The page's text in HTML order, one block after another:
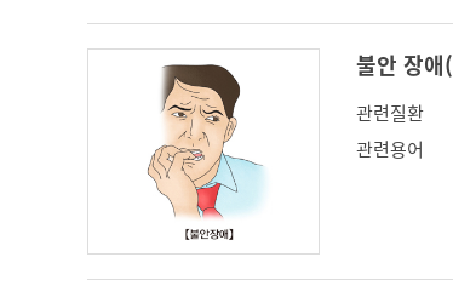
불안 장
관련질환
관련용어